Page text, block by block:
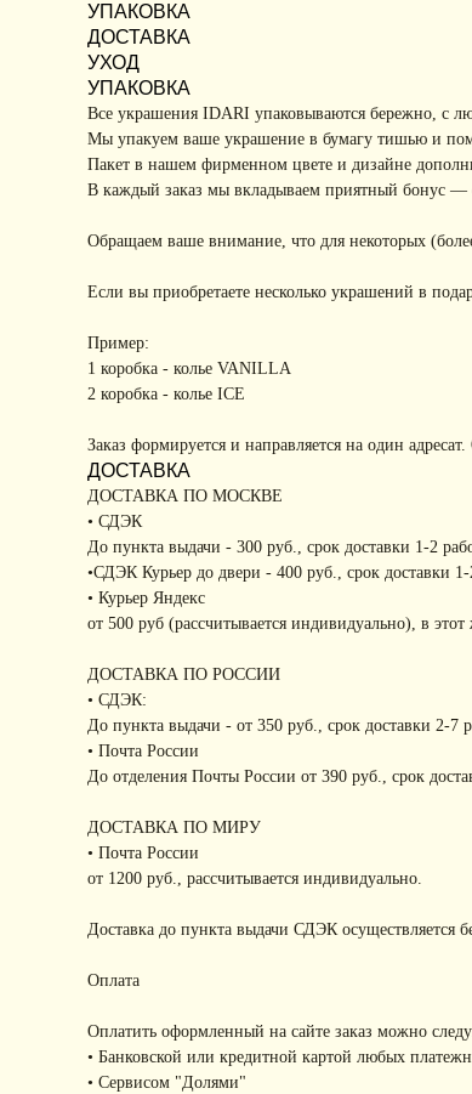
УПАКОВКА
ДОСТАВКА
УХОД
УПАКОВКА
Все украшения IDARI упаковываются бережно, с
Мы упакуем ваше украшение в бумагу тишью и
Пакет в нашем фирменном цвете и дизайне
В каждый заказ мы вкладываем приятный бонус —
Обращаем ваше внимание, что для некоторых
Если вы приобретаете несколько украшений в
Пример:
1 коробка - колье VANILLA
2 коробка - колье ICE
Заказ формируется и направляется на один
ДОСТАВКА
ДОСТАВКА ПО МОСКВЕ
• СДЭК
До пункта выдачи - 300 руб., срок доставки 1-2
•СДЭК Курьер до двери - 400 руб., срок доставки
• Курьер Яндекс
от 500 руб (рассчитывается индивидуально), в
ДОСТАВКА ПО РОССИИ
• СДЭК:
До пункта выдачи - от 350 руб., срок доставки 2-7
• Почта России
До отделения Почты России от 390 руб., срок
ДОСТАВКА ПО МИРУ
• Почта России
от 1200 руб., рассчитывается индивидуально.
Доставка до пункта выдачи СДЭК осуществляется
Оплата
Оплатить оформленный на сайте заказ можно
• Банковской или кредитной картой любых
• Сервисом "Долями"